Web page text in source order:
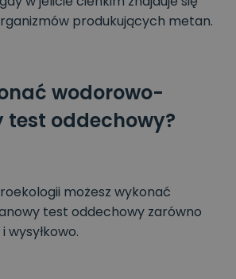
produkujących metan.
wodorowo-
test oddechowy?
możesz wykonać
test oddechowy zarówno
wysyłkowo.